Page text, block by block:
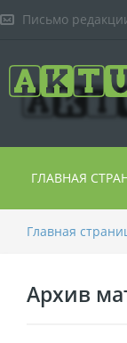
Письмо
ГЛАВНАЯ
Главная
Архив